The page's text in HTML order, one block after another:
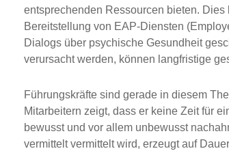
entsprechenden Ressourcen bieten.
Bereitstellung von EAP-Diensten
Dialogs über psychische Gesundheit
verursacht werden, können langfristige
Führungskräfte sind gerade in diesem
Mitarbeitern zeigt, dass er keine Zeit für
bewusst und vor allem unbewusst
vermittelt vermittelt wird, erzeugt auf